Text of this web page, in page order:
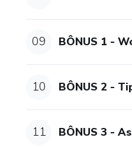
09 BÔNUS 1 -
10 BÔNUS 2 -
11 BÔNUS 3 -